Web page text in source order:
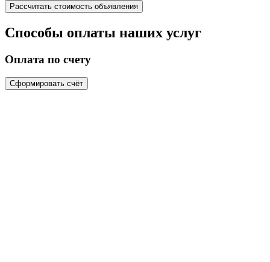
Способы оплаты наших услуг
Оплата по счету
Сформировать счёт